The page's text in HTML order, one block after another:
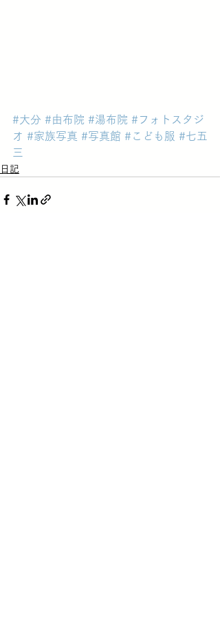
#大分 #由布院 #湯布院 #フォトスタジ
オ #家族写真 #写真館 #こども服 #七五
三
日記